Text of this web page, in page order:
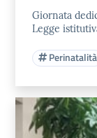
Giornata
Legge
Perinatalità